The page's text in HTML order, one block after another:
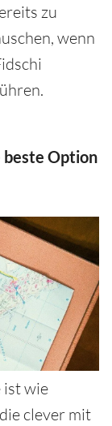
zu
wenn
Option
ist wie
clever mit